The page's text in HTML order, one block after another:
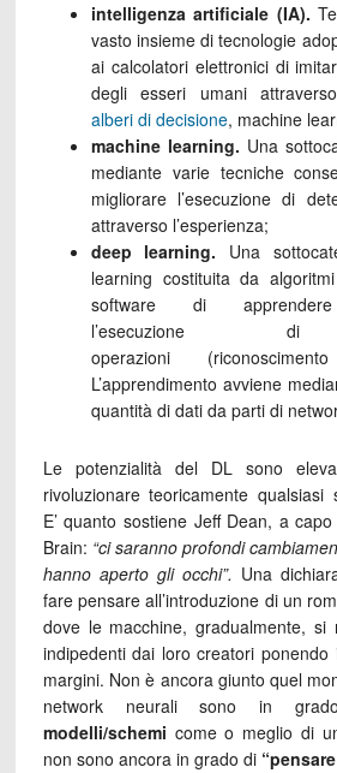
intelligenza artificiale (IA).
vasto insieme di tecnologie
ai calcolatori elettronici di
degli esseri umani
alberi di decisione, machine
machine learning. Una
mediante varie tecniche
migliorare l’esecuzione di
attraverso l’esperienza;
deep learning. Una
learning costituita da
software di apprendere
l’esecuzione di
operazioni
L’apprendimento avviene
quantità di dati da parti di
Le potenzialità del DL sono
rivoluzionare teoricamente qualsiasi
E’ quanto sostiene Jeff Dean, a
Brain: “ci saranno profondi
hanno aperto gli occhi”. Una
fare pensare all’introduzione di un
dove le macchine, gradualmente, si
indipedenti dai loro creatori
margini. Non è ancora giunto quel
network neurali sono in
modelli/schemi come o meglio di
non sono ancora in grado di